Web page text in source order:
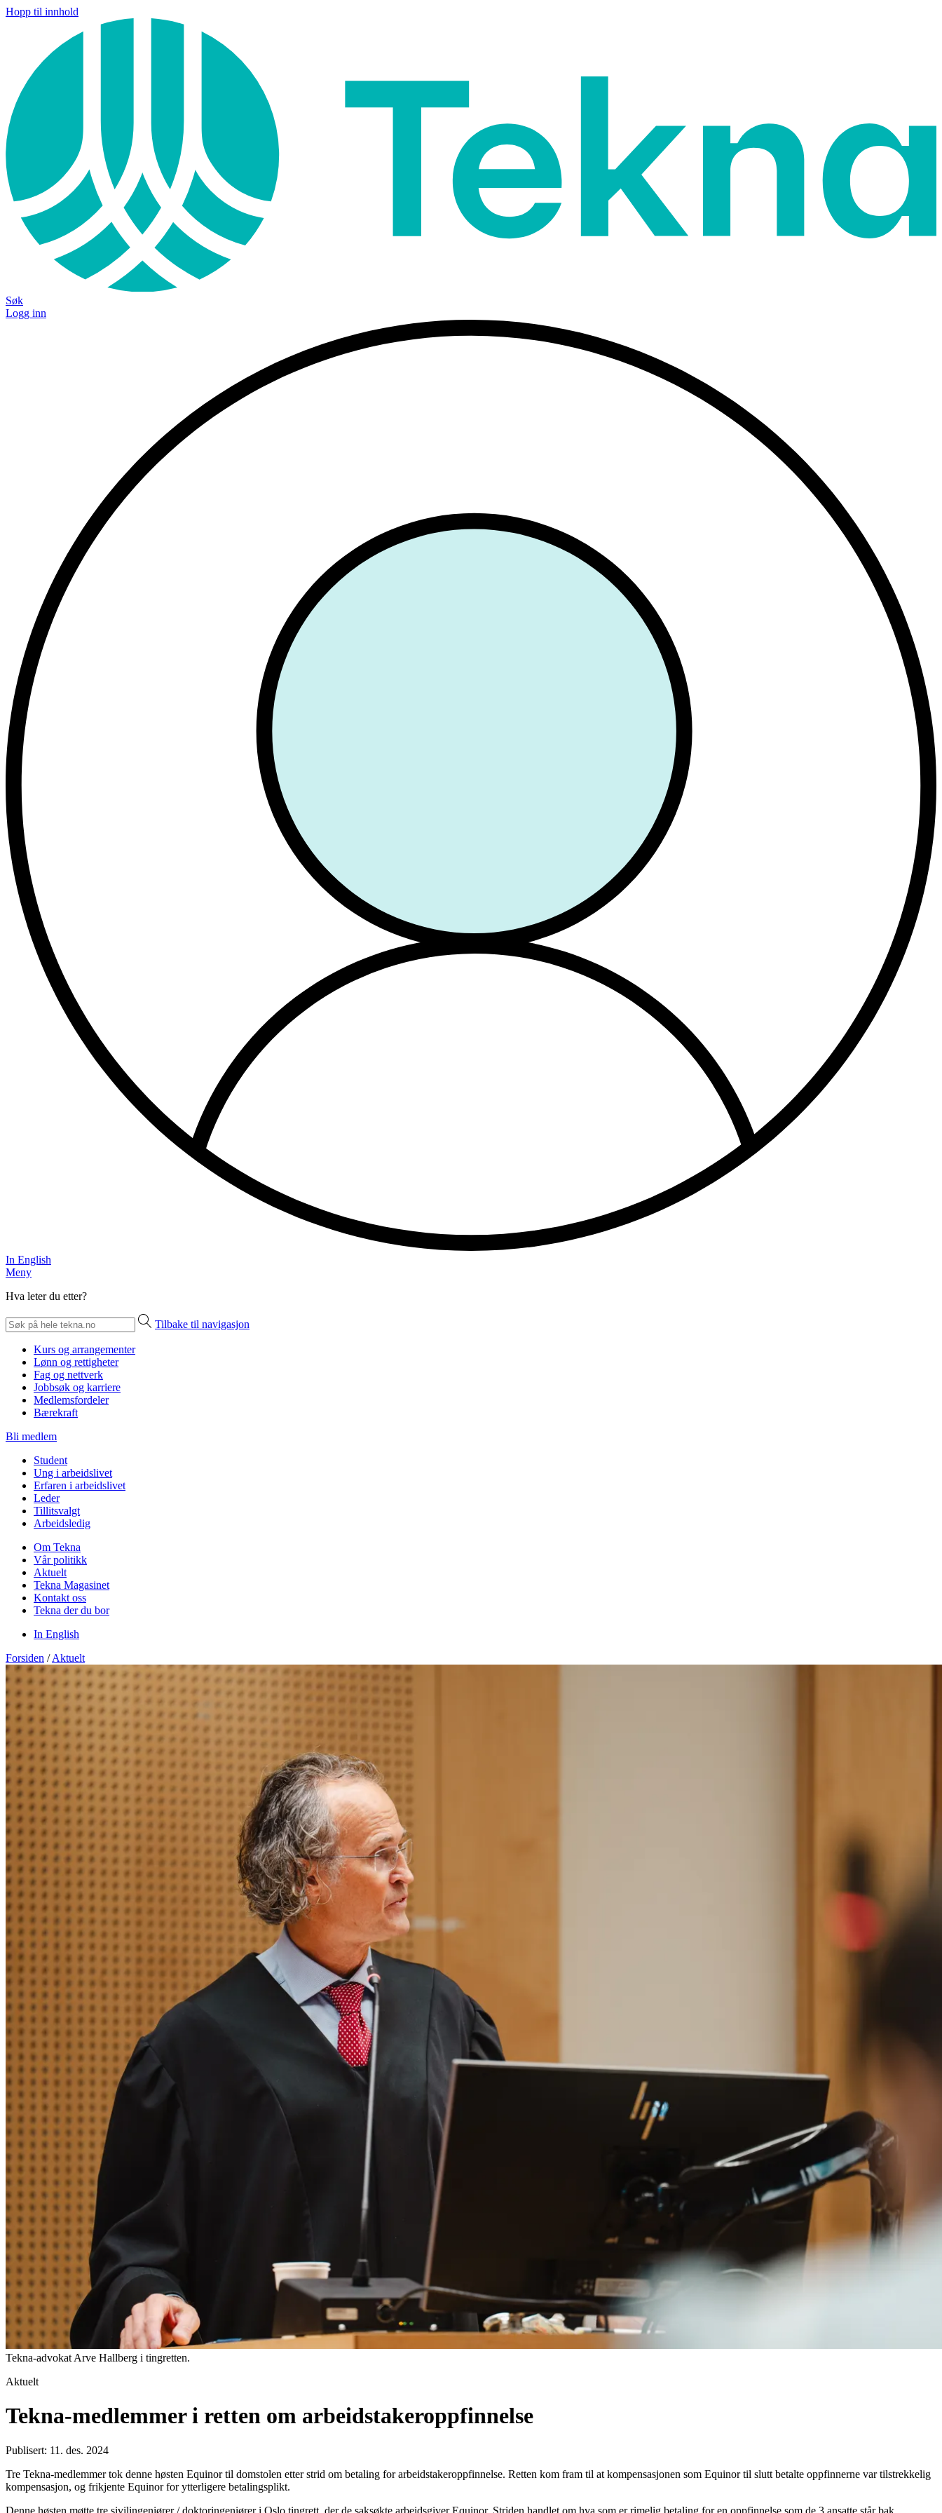
Hopp til innhold
Søk
Logg inn
In English
Meny
Hva leter du etter?
Tilbake til navigasjon
Kurs og arrangementer
Lønn og rettigheter
Fag og nettverk
Jobbsøk og karriere
Medlemsfordeler
Bærekraft
Bli medlem
Student
Ung i arbeidslivet
Erfaren i arbeidslivet
Leder
Tillitsvalgt
Arbeidsledig
Om Tekna
Vår politikk
Aktuelt
Tekna Magasinet
Kontakt oss
Tekna der du bor
In English
Forsiden / Aktuelt
Tekna-advokat Arve Hallberg i tingretten.
Aktuelt
Tekna-medlemmer i retten om arbeidstakeroppfinnelse
Publisert: 11. des. 2024
Tre Tekna-medlemmer tok denne høsten Equinor til domstolen etter strid om betaling for arbeidstakeroppfinnelse. Retten kom fram til at kompensasjonen som Equinor til slutt betalte oppfinnerne var tilstrekkelig
kompensasjon, og frikjente Equinor for ytterligere betalingsplikt.
Denne høsten møtte tre sivilingeniører / doktoringeniører i Oslo tingrett, der de saksøkte arbeidsgiver Equinor. Striden handlet om hva som er rimelig betaling for en oppfinnelse som de 3 ansatte står bak.